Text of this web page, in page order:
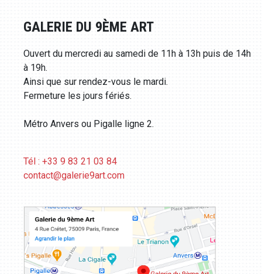
GALERIE DU 9ÈME ART
Ouvert du mercredi au samedi de 11h à 13h puis de 14h
à 19h.
Ainsi que sur rendez-vous le mardi.
Fermeture les jours fériés.
Métro Anvers ou Pigalle ligne 2.
Tél : +33 9 83 21 03 84
contact@galerie9art.com